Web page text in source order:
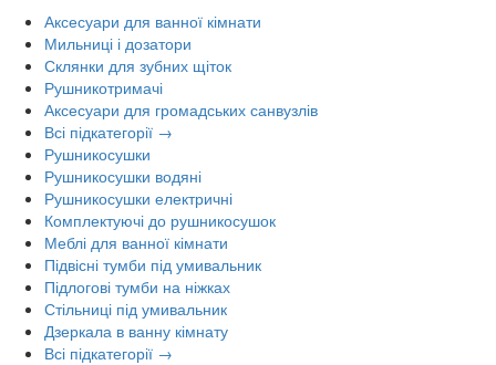
Аксесуари для ванної кімнати
Мильниці і дозатори
Склянки для зубних щіток
Рушникотримачі
Аксесуари для громадських санвузлів
Всі підкатегорії →
Рушникосушки
Рушникосушки водяні
Рушникосушки електричні
Комплектуючі до рушникосушок
Меблі для ванної кімнати
Підвісні тумби під умивальник
Підлогові тумби на ніжках
Стільниці під умивальник
Дзеркала в ванну кімнату
Всі підкатегорії →